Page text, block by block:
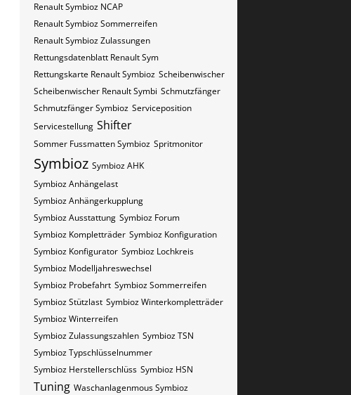
Renault Symbioz NCAP
Renault Symbioz Sommerreifen
Renault Symbioz Zulassungen
Rettungsdatenblatt Renault Sym
Rettungskarte Renault Symbioz Scheibenwischer
Scheibenwischer Renault​ Symbi Schmutzfänger
Schmutzfänger Symbioz Serviceposition
Servicestellung Shifter
Sommer Fussmatten Symbioz Spritmonitor
Symbioz Symbioz AHK
Symbioz Anhängelast
Symbioz Anhängerkupplung
Symbioz Ausstattung Symbioz Forum
Symbioz Kompletträder Symbioz Konfiguration
Symbioz Konfigurator Symbioz Lochkreis
Symbioz Modelljahreswechsel
Symbioz Probefahrt Symbioz Sommerreifen
Symbioz Stützlast Symbioz Winterkompletträder
Symbioz Winterreifen
Symbioz Zulassungszahlen Symbioz​​​​ TSN
Symbioz​​​​ Typschlüsselnummer
Symbioz​​​​​ Herstellerschlüss Symbioz​​​​​ HSN
Tuning Waschanlagenmous Symbioz